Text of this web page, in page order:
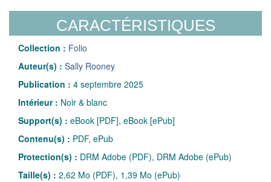
CARACTÉRISTIQUES
Collection : Folio
Auteur(s) : Sally Rooney
Publication : 4 septembre 2025
Intérieur : Noir & blanc
Support(s) : eBook [PDF], eBook [ePub]
Contenu(s) : PDF, ePub
Protection(s) : DRM Adobe (PDF), DRM Adobe (ePub)
Taille(s) : 2,62 Mo (PDF), 1,39 Mo (ePub)